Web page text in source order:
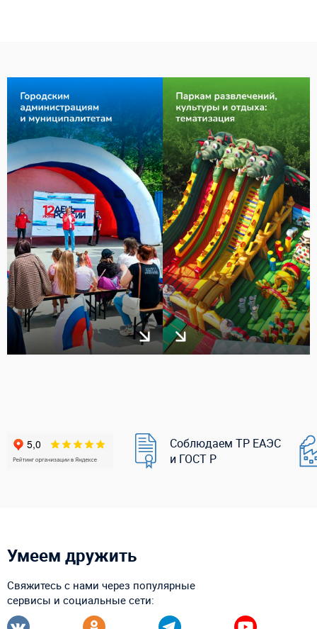
Соблюдаем ТР ЕАЭС
и ГОСТ Р
Умеем дружить
Свяжитесь с нами через популярные
сервисы и социальные сети: